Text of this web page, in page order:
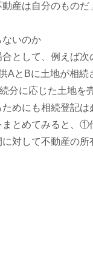
産は自分のもの
いのか
として、例えば次
AとBに土地が相
分に応じた土地を
めにも相続登記は
とめてみると、
対して不動産の